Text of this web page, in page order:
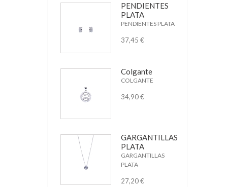
PENDIENTES
PLATA
PENDIENTES PLATA
37,45 €
Colgante
COLGANTE
34,90 €
GARGANTILLAS
PLATA
GARGANTILLAS
PLATA
27,20 €